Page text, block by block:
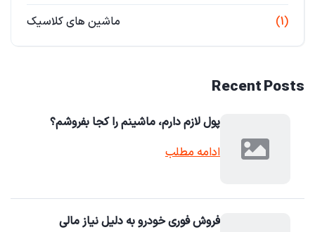
ماشین های کلاسیک (1)
Recent Posts
پول لازم دارم، ماشینم را کجا بفروشم؟
ادامه مطلب
فروش فوری خودرو به دلیل نیاز مالی